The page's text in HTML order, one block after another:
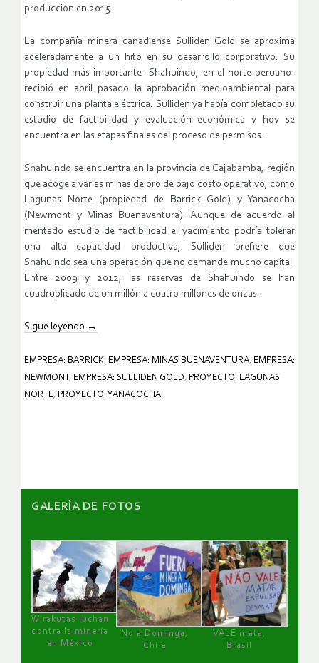
producción en 2015.
La compañía minera canadiense Sulliden Gold se aproxima
aceleradamente a un hito en su desarrollo corporativo. Su
propiedad más importante -Shahuindo, en el norte peruano-
recibió en abril pasado la aprobación medioambiental para
construir una planta eléctrica. Sulliden ya había completado su
estudio de factibilidad y evaluación económica y hoy se
encuentra en las etapas finales del proceso de permisos.
Shahuindo se encuentra en la provincia de Cajabamba, región
que acoge a varias minas de oro de bajo costo operativo, como
Lagunas Norte (propiedad de Barrick Gold) y Yanacocha
(Newmont y Minas Buenaventura). Aunque de acuerdo al
mentado estudio de factibilidad el yacimiento podría tolerar
una alta capacidad productiva, Sulliden prefiere que
Shahuindo sea una operación que no demande mucho capital.
Entre 2009 y 2012, las reservas de Shahuindo se han
cuadruplicado de un millón a cuatro millones de onzas.
Sigue leyendo →
EMPRESA: BARRICK, EMPRESA: MINAS BUENAVENTURA, EMPRESA:
NEWMONT , EMPRESA: SULLIDEN GOLD, PROYECTO: LAGUNAS
NORTE, PROYECTO: YANACOCHA
GALERÌA DE FOTOS
Wirakutas luchan
contra la minería
en México
No a Dominga,
Chile
VALE mata,
Brasil